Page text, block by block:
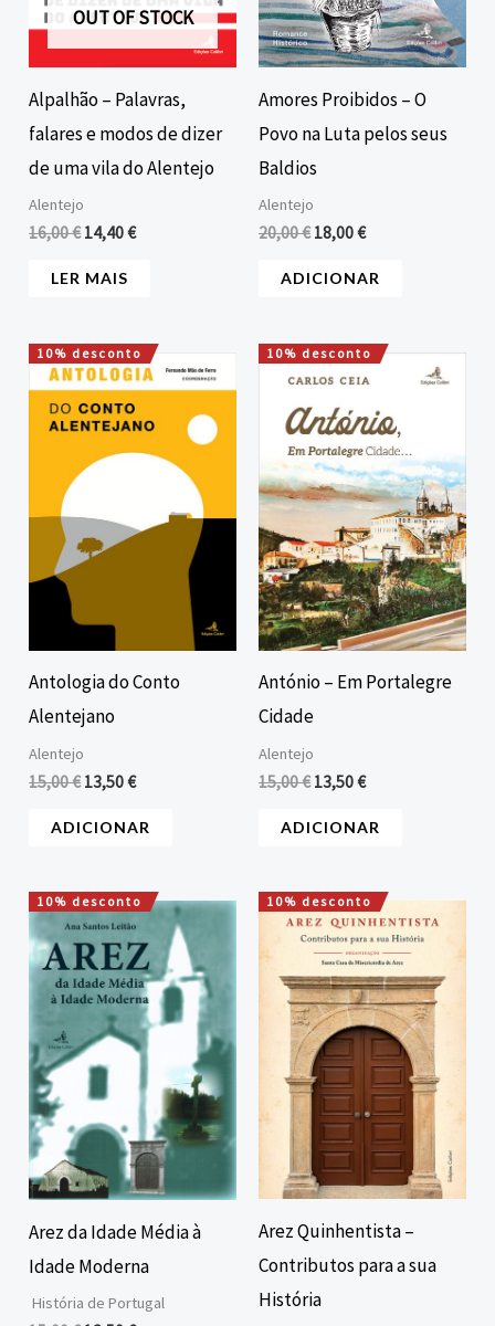
OUT OF STOCK
Alpalhão – Palavras,
falares e modos de dizer
de uma vila do Alentejo
Alentejo
16,00€ 14,40€
LER MAIS
Amores Proibidos – O
Povo na Luta pelos seus
Baldios
Alentejo
20,00€ 18,00€
ADICIONAR
10% desconto
Antologia do Conto
Alentejano
Alentejo
15,00€
O
preço
original
era:
13,50€
O
preço
atual
é:
13,50 €.
ADICIONAR
10% desconto
António – Em Portalegre
Cidade
Alentejo
15,00€
O
preço
original
era:
15,00 €.
13,50€
O
preço
é:
13,50 €.
ADICIONAR
10% desconto
Arez da Idade Média à
Idade Moderna
História de Portugal
O
preço
original
era:
15,00 €.
O
preço
atual
é:
13,50 €.
10% desconto
Arez Quinhentista –
Contributos para a sua
História
O
preço
original
era:
10,00 €.
O
preço
atual
é:
9,00 €.